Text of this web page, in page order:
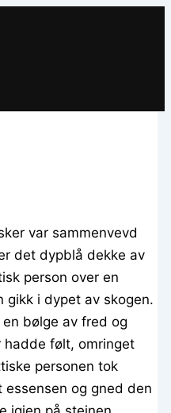
var sammenvevd
det dypblå dekke av
person over en
gikk i dypet av skogen.
bølge av fred og
hadde følt, omringet
personen tok
og gned den